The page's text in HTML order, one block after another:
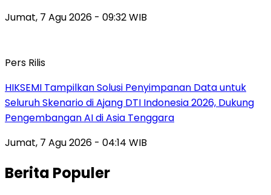
Jumat, 7 Agu 2026 - 09:32 WIB
Pers Rilis
HIKSEMI Tampilkan Solusi Penyimpanan Data untuk
Seluruh Skenario di Ajang DTI Indonesia 2026, Dukung
Pengembangan AI di Asia Tenggara
Jumat, 7 Agu 2026 - 04:14 WIB
Berita Populer